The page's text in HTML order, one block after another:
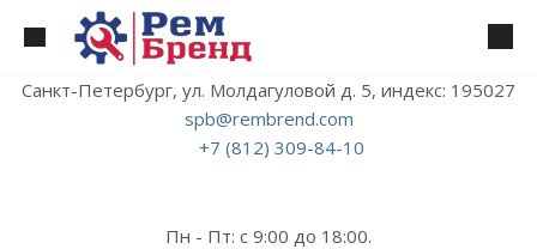
Санкт-Петербург, ул. Молдагуловой д. 5, индекс: 195027
spb@rembrend.com
+7 (812) 309-84-10
Пн - Пт: с 9:00 до 18:00.